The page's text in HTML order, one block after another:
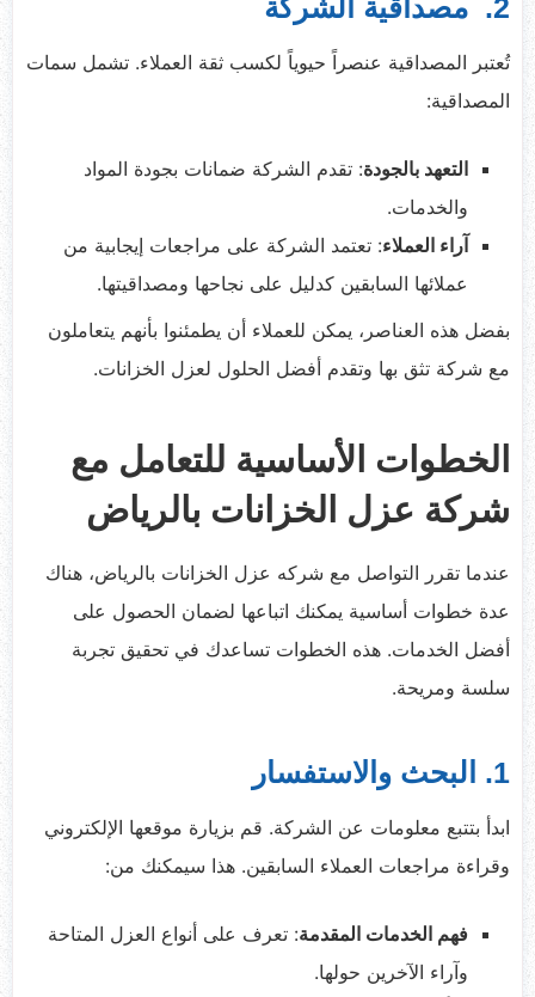
2. مصداقية الشركة
تُعتبر المصداقية عنصراً حيوياً لكسب ثقة العملاء. تشمل سمات
المصداقية:
التعهد بالجودة: تقدم الشركة ضمانات بجودة المواد
والخدمات.
آراء العملاء: تعتمد الشركة على مراجعات إيجابية من
عملائها السابقين كدليل على نجاحها ومصداقيتها.
بفضل هذه العناصر، يمكن للعملاء أن يطمئنوا بأنهم يتعاملون
مع شركة تثق بها وتقدم أفضل الحلول لعزل الخزانات.
الخطوات الأساسية للتعامل مع
شركة عزل الخزانات بالرياض
عندما تقرر التواصل مع شركه عزل الخزانات بالرياض، هناك
عدة خطوات أساسية يمكنك اتباعها لضمان الحصول على
أفضل الخدمات. هذه الخطوات تساعدك في تحقيق تجربة
سلسة ومريحة.
1. البحث والاستفسار
ابدأ بتتبع معلومات عن الشركة. قم بزيارة موقعها الإلكتروني
وقراءة مراجعات العملاء السابقين. هذا سيمكنك من:
فهم الخدمات المقدمة: تعرف على أنواع العزل المتاحة
وآراء الآخرين حولها.